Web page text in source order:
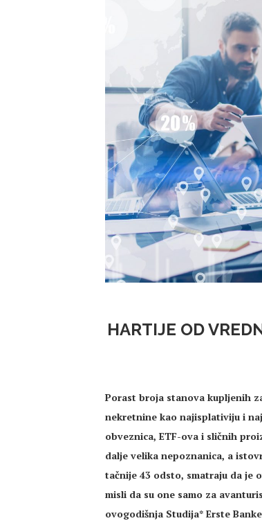
HARTIJE OD
Porast broja stanova kupljenih
nekretnine kao najisplativiju i
obveznica, ETF-ova i sličnih
dalje velika nepoznanica, a
tačnije 43 odsto, smatraju da je
misli da su one samo za
ovogodišnja Studija* Erste